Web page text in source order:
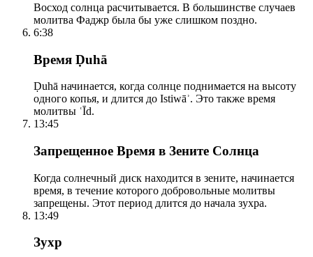
Восход солнца расчитывается. В большинстве случаев
молитва Фаджр была бы уже слишком поздно.
6:38
Время Ḍuhā
Ḍuhā начинается, когда солнце поднимается на высоту
одного копья, и длится до Istiwāʾ. Это также время
молитвы ʿĪd.
13:45
Запрещенное Время в Зените Солнца
Когда солнечный диск находится в зените, начинается
время, в течение которого добровольные молитвы
запрещены. Этот период длится до начала зухра.
13:49
Зухр